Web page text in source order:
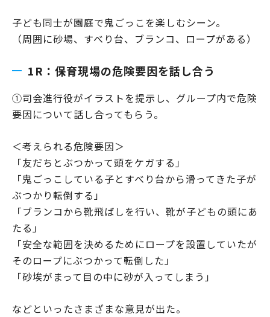
子ども同士が園庭で鬼ごっこを楽しむシーン。
（周囲に砂場、すべり台、ブランコ、ロープがある）
1R：保育現場の危険要因を話し合う
①司会進行役がイラストを提示し、グループ内で危険
要因について話し合ってもらう。
＜考えられる危険要因＞
「友だちとぶつかって頭をケガする」
「鬼ごっこしている子とすべり台から滑ってきた子が
ぶつかり転倒する」
「ブランコから靴飛ばしを行い、靴が子どもの頭にあ
たる」
「安全な範囲を決めるためにロープを設置していたが
そのロープにぶつかって転倒した」
「砂埃がまって目の中に砂が入ってしまう」
などといったさまざまな意見が出た。